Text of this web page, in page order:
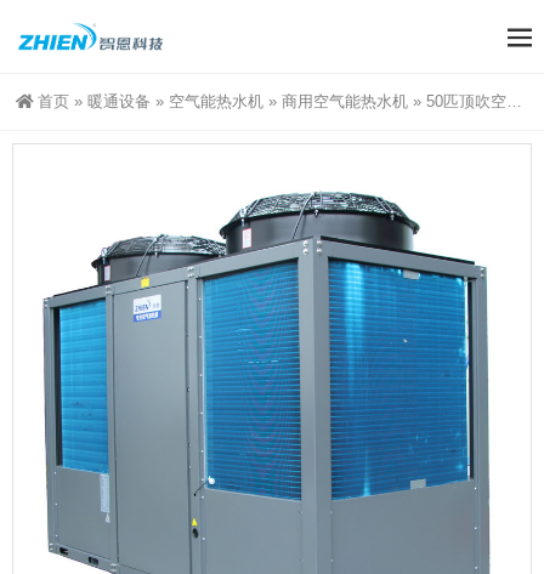
首页 » 暖通设备 » 空气能热水机 » 商用空气能热水机 » 50匹顶吹空气能热泵